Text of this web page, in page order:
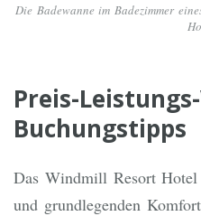
Die Badewanne im Badezimmer
Preis-
Buchungstipps
Das Windmill Resort
und grundlegenden